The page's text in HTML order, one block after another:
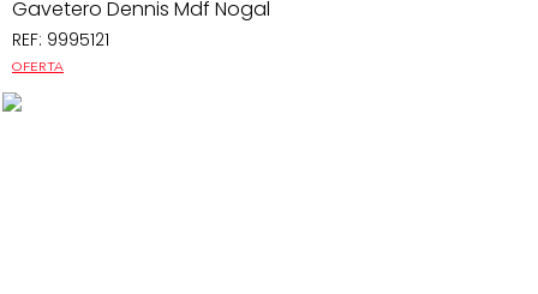
Gavetero Dennis Mdf Nogal
REF: 9995121
OFERTA
Sillas